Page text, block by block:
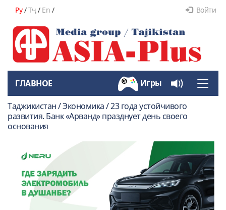
Ру/Тҷ/ En / Войти
Toggle
ГЛАВНОЕ Игры
Таджикистан / Экономика / 23 года устойчивого
развития. Банк «Арванд» празднует день своего
основания